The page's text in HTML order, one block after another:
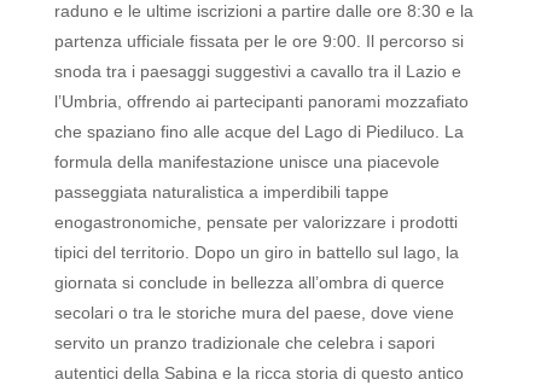
raduno e le ultime iscrizioni a partire dalle ore 8:30 e la
partenza ufficiale fissata per le ore 9:00. Il percorso si
snoda tra i paesaggi suggestivi a cavallo tra il Lazio e
l’Umbria, offrendo ai partecipanti panorami mozzafiato
che spaziano fino alle acque del Lago di Piediluco. La
formula della manifestazione unisce una piacevole
passeggiata naturalistica a imperdibili tappe
enogastronomiche, pensate per valorizzare i prodotti
tipici del territorio. Dopo un giro in battello sul lago, la
giornata si conclude in bellezza all’ombra di querce
secolari o tra le storiche mura del paese, dove viene
servito un pranzo tradizionale che celebra i sapori
autentici della Sabina e la ricca storia di questo antico